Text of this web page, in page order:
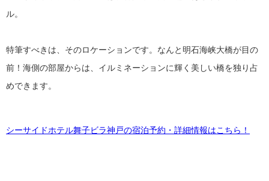
ル。
特筆すべきは、そのロケーションです。なんと明石海峡大橋が目の
前！海側の部屋からは、イルミネーションに輝く美しい橋を独り占
めできます。
シーサイドホテル舞子ビラ神戸の宿泊予約・詳細情報はこちら！